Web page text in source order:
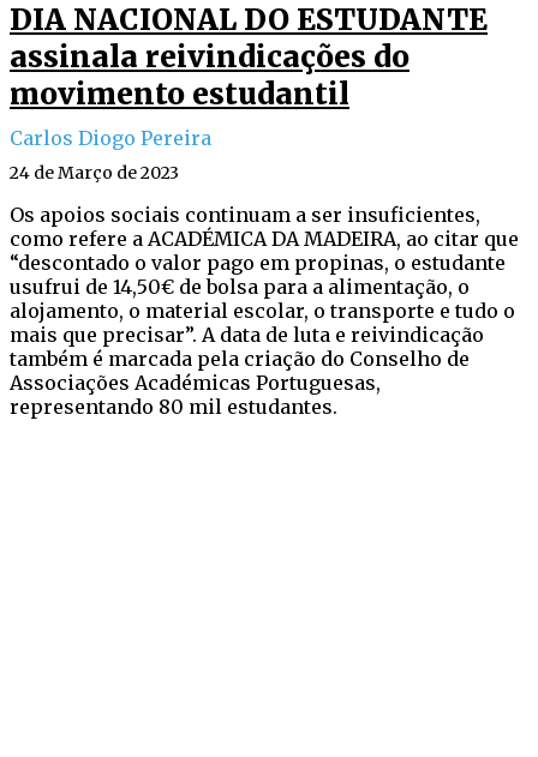
DIA NACIONAL DO ESTUDANTE
assinala reivindicações do
movimento estudantil
Carlos Diogo Pereira
24 de Março de 2023
Os apoios sociais continuam a ser insuficientes,
como refere a ACADÉMICA DA MADEIRA, ao citar que
“descontado o valor pago em propinas, o estudante
usufrui de 14,50€ de bolsa para a alimentação, o
alojamento, o material escolar, o transporte e tudo o
mais que precisar”. A data de luta e reivindicação
também é marcada pela criação do Conselho de
Associações Académicas Portuguesas,
representando 80 mil estudantes.